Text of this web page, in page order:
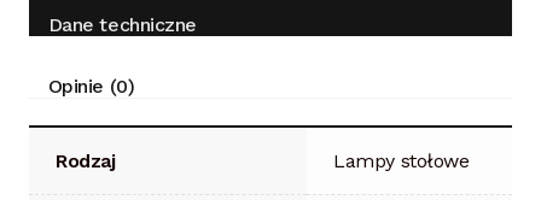
Dane techniczne
Opinie (0)
Rodzaj Lampy stołowe